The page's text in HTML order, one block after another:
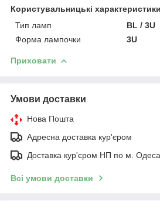
Користувальницькі характеристики
Тип ламп
BL / 3U
Форма лампочки
3U
Приховати
Умови доставки
Нова Пошта
Адресна доставка кур'єром
Доставка кур'єром НП по м. Одеса
Всі умови доставки